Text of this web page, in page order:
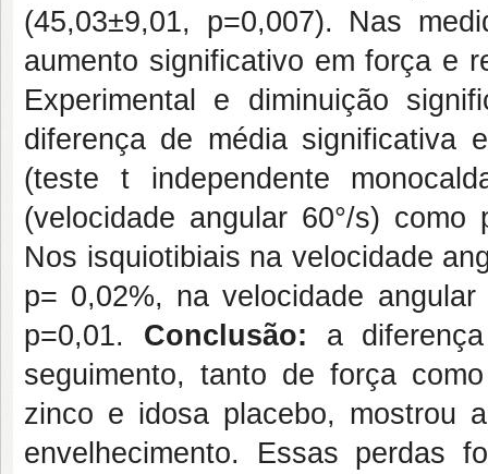
(45,03±9,01, p=0,007). Nas
aumento significativo em força e
Experimental e diminuição
diferença de média significativa
(teste t independente
(velocidade angular 60°/s) como
Nos isquiotibiais na velocidade
p= 0,02%, na velocidade
p=0,01. Conclusão: a
seguimento, tanto de força
zinco e idosa placebo, mostrou
envelhecimento. Essas perdas